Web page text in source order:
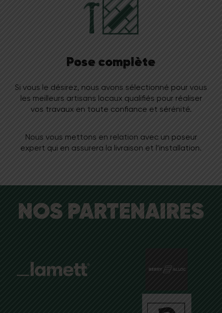
Pose complète
Si vous le désirez, nous avons sélectionné pour vous
les meilleurs artisans locaux qualifiés pour réaliser
vos travaux en toute confiance et sérénité.
Nous vous mettons en relation avec un poseur
expert qui en assurera la livraison et l’installation.
NOS PARTENAIRES